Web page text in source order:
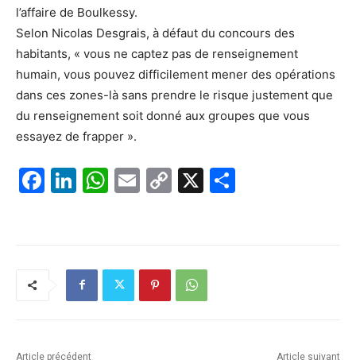
l’affaire de Boulkessy.
Selon Nicolas Desgrais, à défaut du concours des
habitants, « vous ne captez pas de renseignement
humain, vous pouvez difficilement mener des opérations
dans ces zones-là sans prendre le risque justement que
du renseignement soit donné aux groupes que vous
essayez de frapper ».
F
Li
dI
n
W
A
p
E
C
Li
n
X
Article précédent Article suivant